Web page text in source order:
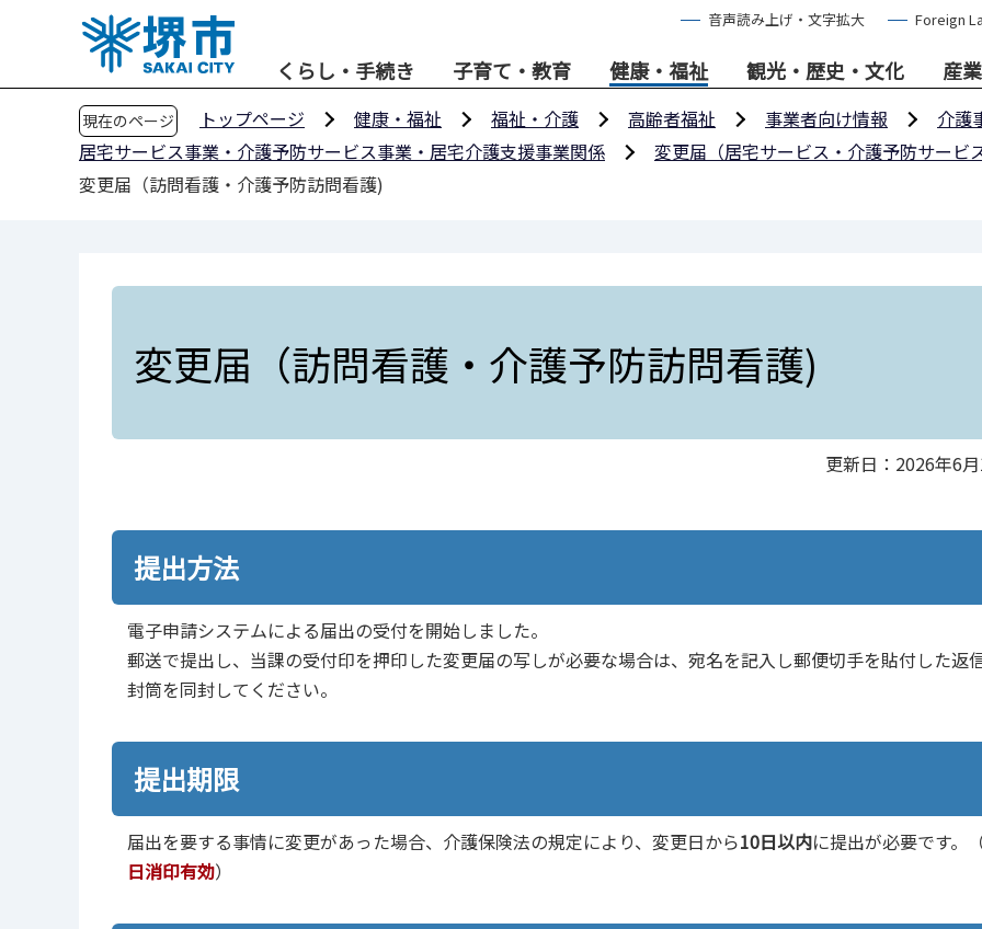
音声読み上げ・文字拡大 Foreign
くらし・手続き 子育て・教育 健康・福祉 観光・歴史・文化 産
現在のページ トップページ 健康・福祉 福祉・介護 高齢者福祉 事業者向け情報
介護
居宅サービス事業・介護予防サービス事業・居宅介護支援事業関係
変更届（居宅サービス・介護予防サービ
変更届（訪問看護・介護予防訪問看護)
変更届（訪問看護・介護予防訪問看護)
更新日：2026年6
提出方法
電子申請システムによる届出の受付を開始しました。
郵送で提出し、当課の受付印を押印した変更届の写しが必要な場合は、宛名を記入し郵便切手を貼付した返
封筒を同封してください。
提出期限
届出を要する事情に変更があった場合、介護保険法の規定により、変更日から10日以内に提出が必要です。
日消印有効）